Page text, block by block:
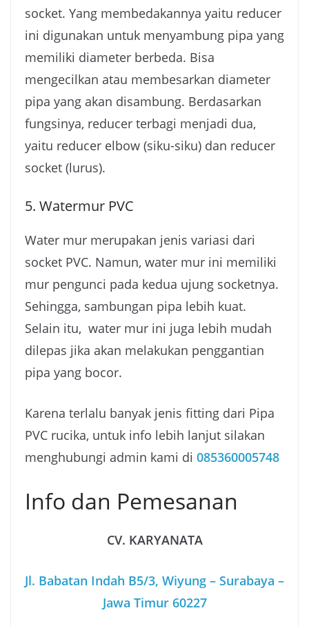
socket. Yang membedakannya yaitu reducer
ini digunakan untuk menyambung pipa yang
memiliki diameter berbeda. Bisa
mengecilkan atau membesarkan diameter
pipa yang akan disambung. Berdasarkan
fungsinya, reducer terbagi menjadi dua,
yaitu reducer elbow (siku-siku) dan reducer
socket (lurus).
5. Watermur PVC
Water mur merupakan jenis variasi dari
socket PVC. Namun, water mur ini memiliki
mur pengunci pada kedua ujung socketnya.
Sehingga, sambungan pipa lebih kuat.
Selain itu, water mur ini juga lebih mudah
dilepas jika akan melakukan penggantian
pipa yang bocor.
Karena terlalu banyak jenis fitting dari Pipa
PVC rucika, untuk info lebih lanjut silakan
menghubungi admin kami di 085360005748
Info dan Pemesanan
CV. KARYANATA
Jl. Babatan Indah B5/3, Wiyung – Surabaya –
Jawa Timur 60227